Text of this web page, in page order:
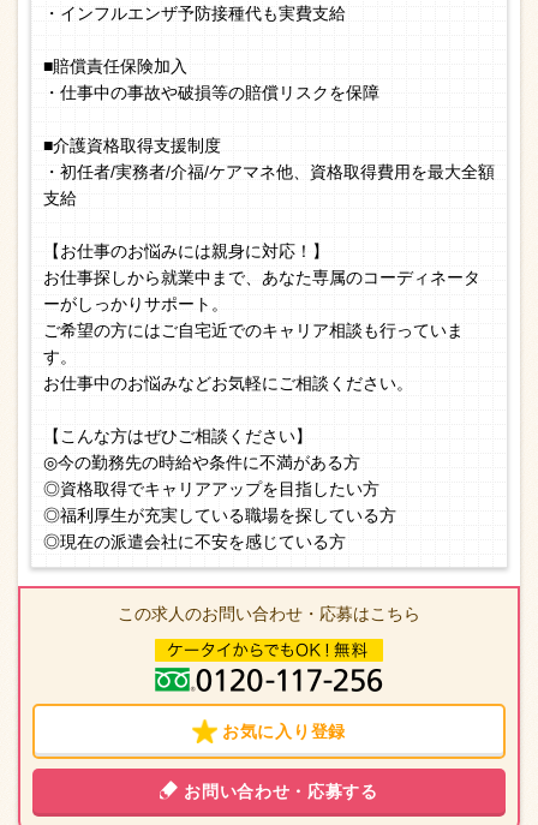
・インフルエンザ予防接種代も実費支給
■賠償責任保険加入
・仕事中の事故や破損等の賠償リスクを保障
■介護資格取得支援制度
・初任者/実務者/介福/ケアマネ他、資格取得費用を最大全額
支給
【お仕事のお悩みには親身に対応！】
お仕事探しから就業中まで、あなた専属のコーディネータ
ーがしっかりサポート。
ご希望の方にはご自宅近でのキャリア相談も行っていま
す。
お仕事中のお悩みなどお気軽にご相談ください。
【こんな方はぜひご相談ください】
◎今の勤務先の時給や条件に不満がある方
◎資格取得でキャリアアップを目指したい方
◎福利厚生が充実している職場を探している方
◎現在の派遣会社に不安を感じている方
この求人のお問い合わせ・応募はこちら
お気に入り登録
お問い合わせ・応募する